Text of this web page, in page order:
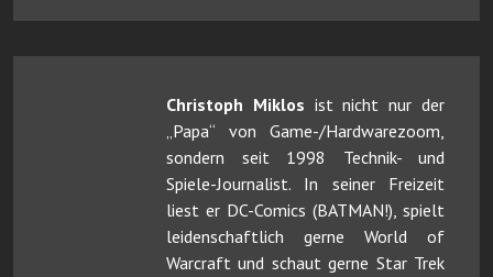
Christoph Miklos ist nicht nur der
„Papa“ von Game-/Hardwarezoom,
sondern seit 1998 Technik- und
Spiele-Journalist. In seiner Freizeit
liest er DC-Comics (BATMAN!), spielt
leidenschaftlich gerne World of
Warcraft und schaut gerne Star Trek